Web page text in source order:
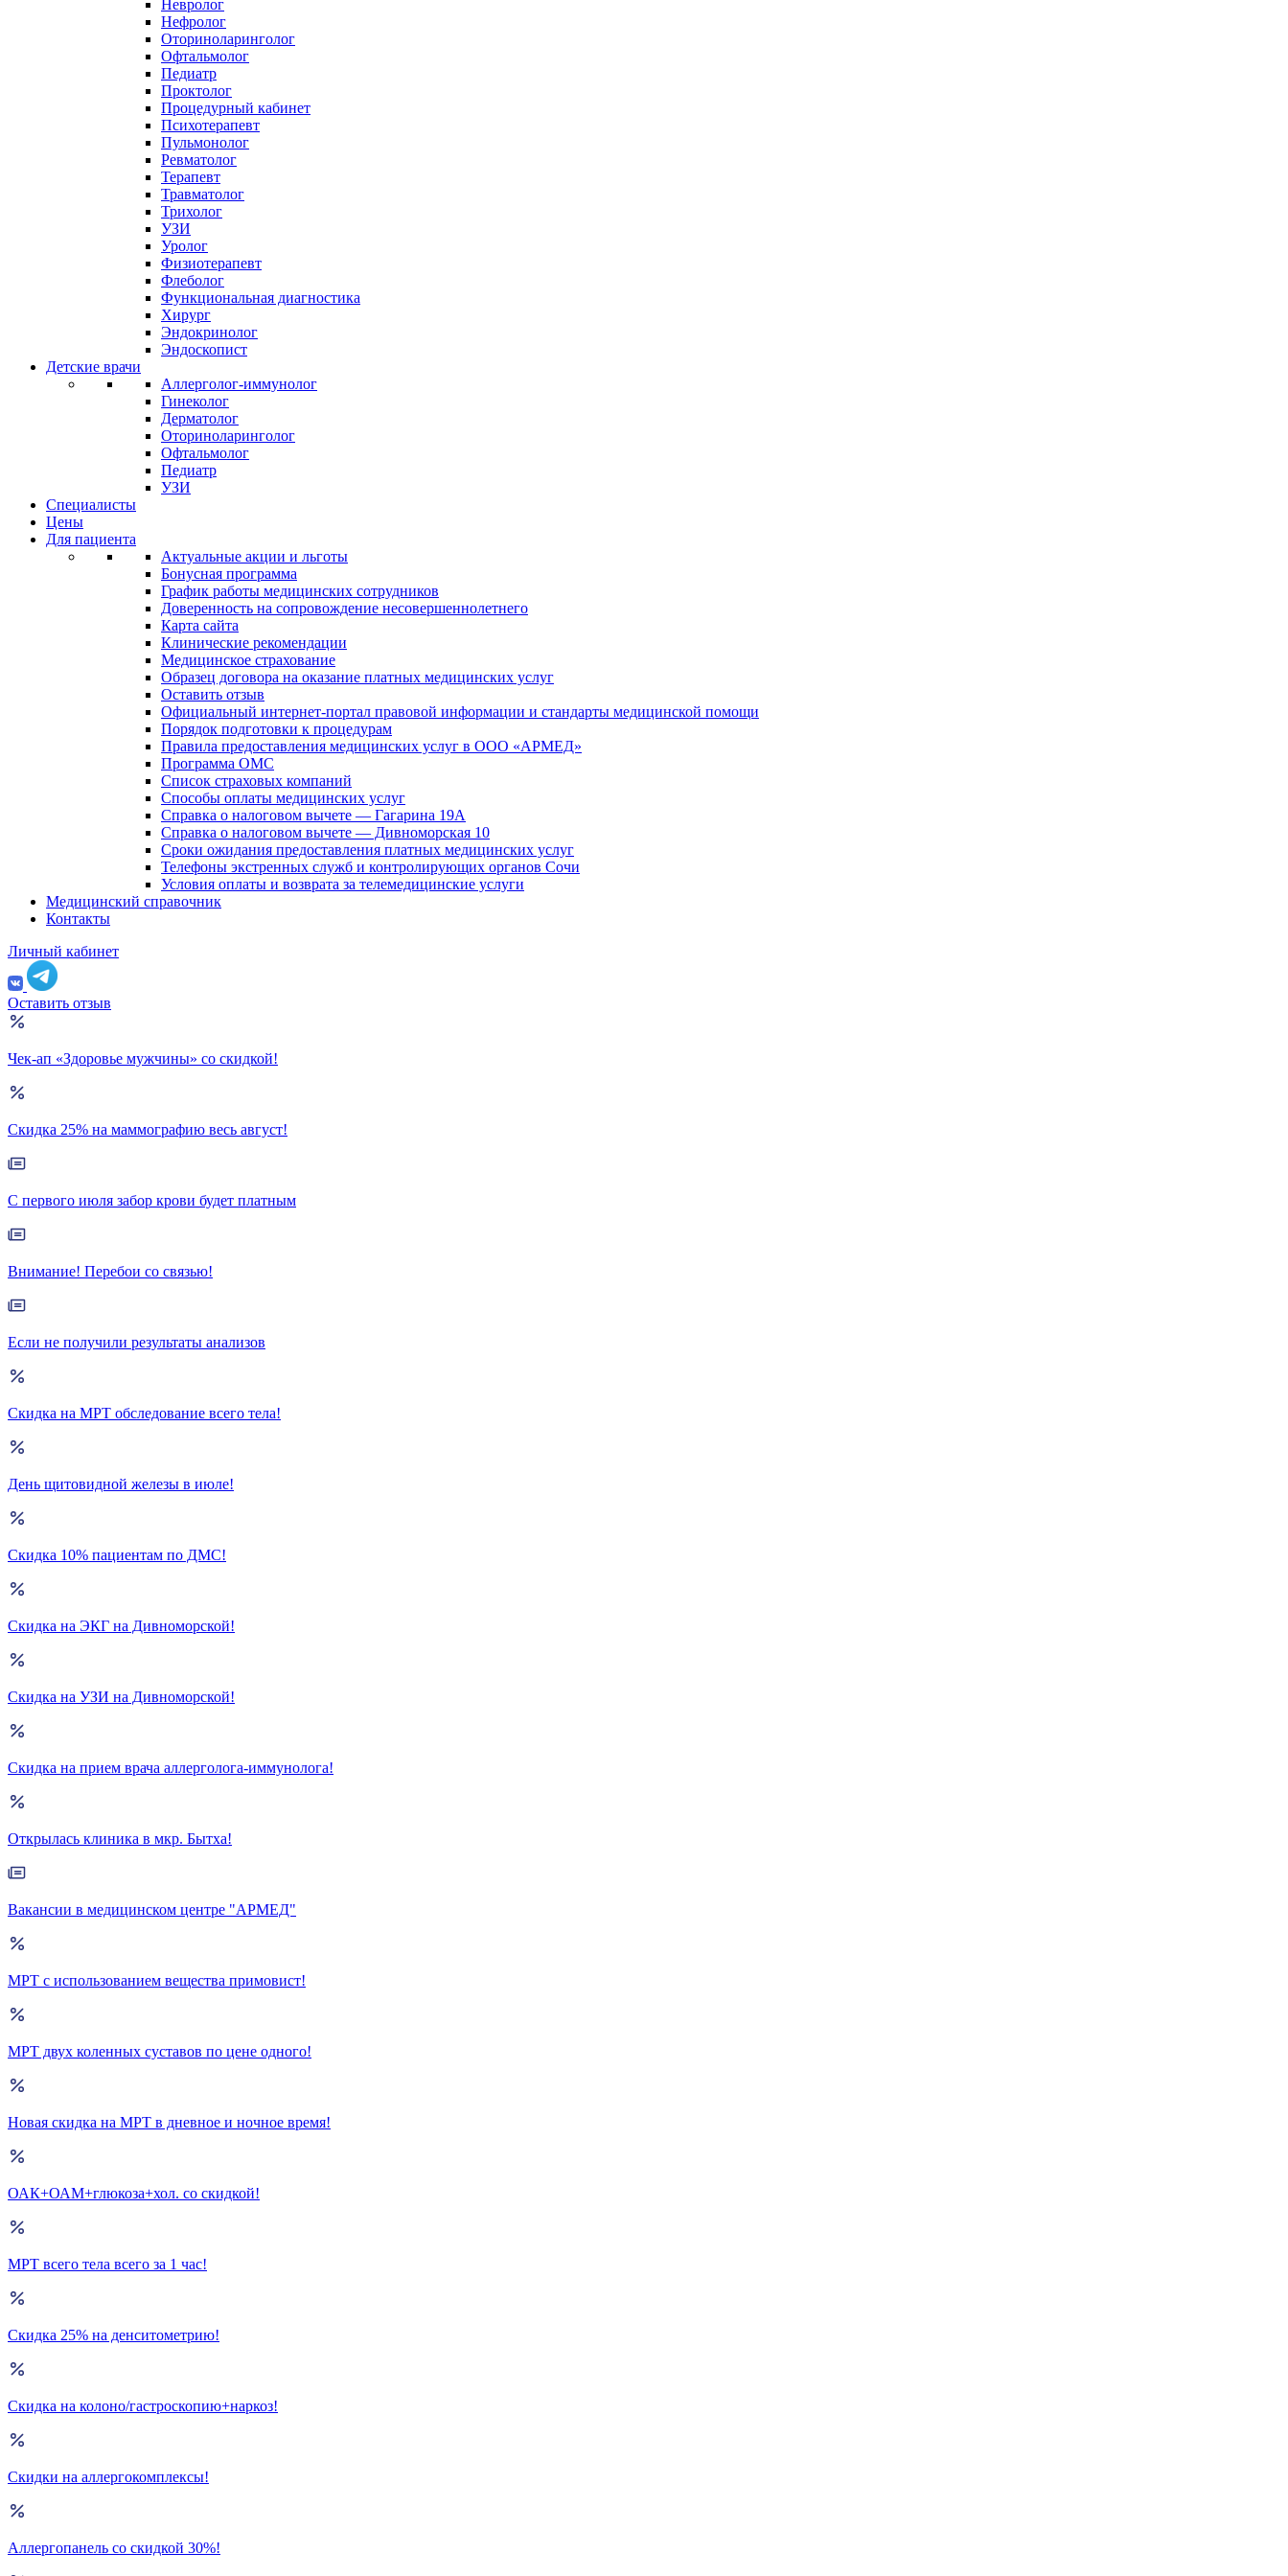
Невролог
Нефролог
Оториноларинголог
Офтальмолог
Педиатр
Проктолог
Процедурный кабинет
Психотерапевт
Пульмонолог
Ревматолог
Терапевт
Травматолог
Трихолог
УЗИ
Уролог
Физиотерапевт
Флеболог
Функциональная диагностика
Хирург
Эндокринолог
Эндоскопист
Детские врачи
Аллерголог-иммунолог
Гинеколог
Дерматолог
Оториноларинголог
Офтальмолог
Педиатр
УЗИ
Специалисты
Цены
Для пациента
Актуальные акции и льготы
Бонусная программа
График работы медицинских сотрудников
Доверенность на сопровождение несовершеннолетнего
Карта сайта
Клинические рекомендации
Медицинское страхование
Образец договора на оказание платных медицинских услуг
Оставить отзыв
Официальный интернет-портал правовой информации и стандарты медицинской помощи
Порядок подготовки к процедурам
Правила предоставления медицинских услуг в ООО «АРМЕД»
Программа ОМС
Список страховых компаний
Способы оплаты медицинских услуг
Справка о налоговом вычете — Гагарина 19А
Справка о налоговом вычете — Дивноморская 10
Сроки ожидания предоставления платных медицинских услуг
Телефоны экстренных служб и контролирующих органов Сочи
Условия оплаты и возврата за телемедицинские услуги
Медицинский справочник
Контакты
Личный кабинет
Оставить отзыв
Чек-ап «Здоровье мужчины» со скидкой!
Скидка 25% на маммографию весь август!
С первого июля забор крови будет платным
Внимание! Перебои со связью!
Если не получили результаты анализов
Скидка на МРТ обследование всего тела!
День щитовидной железы в июле!
Скидка 10% пациентам по ДМС!
Скидка на ЭКГ на Дивноморской!
Скидка на УЗИ на Дивноморской!
Скидка на прием врача аллерголога-иммунолога!
Открылась клиника в мкр. Бытха!
Вакансии в медицинском центре "АРМЕД"
МРТ с использованием вещества примовист!
МРТ двух коленных суставов по цене одного!
Новая скидка на МРТ в дневное и ночное время!
ОАК+ОАМ+глюкоза+хол. со скидкой!
МРТ всего тела всего за 1 час!
Скидка 25% на денситометрию!
Скидка на колоно/гастроскопию+наркоз!
Скидки на аллергокомплексы!
Аллергопанель со скидкой 30%!